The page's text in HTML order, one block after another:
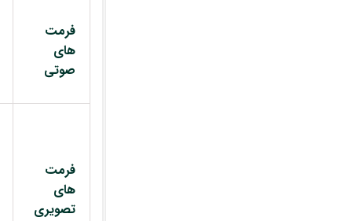
فرمت
های
صوتی
فرمت
های
تصویری